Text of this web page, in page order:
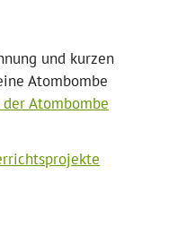
und kurzen
Atombombe
Atombombe